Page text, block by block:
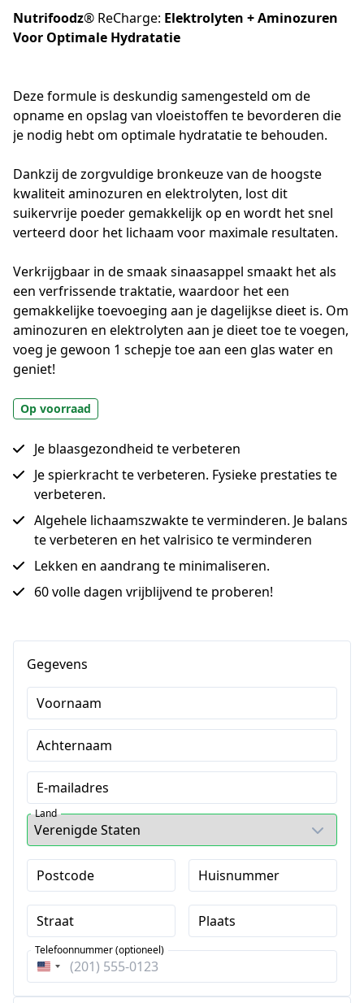
Nutrifoodz® ReCharge: Elektrolyten + Aminozuren
Voor Optimale Hydratatie
Deze formule is deskundig samengesteld om de
opname en opslag van vloeistoffen te bevorderen die
je nodig hebt om optimale hydratatie te behouden.
Dankzij de zorgvuldige bronkeuze van de hoogste
kwaliteit aminozuren en elektrolyten, lost dit
suikervrije poeder gemakkelijk op en wordt het snel
verteerd door het lichaam voor maximale resultaten.
Verkrijgbaar in de smaak sinaasappel smaakt het als
een verfrissende traktatie, waardoor het een
gemakkelijke toevoeging aan je dagelijkse dieet is. Om
aminozuren en elektrolyten aan je dieet toe te voegen,
voeg je gewoon 1 schepje toe aan een glas water en
geniet!
Op voorraad
Je blaasgezondheid te verbeteren
Je spierkracht te verbeteren. Fysieke prestaties te
verbeteren.
Algehele lichaamszwakte te verminderen. Je balans
te verbeteren en het valrisico te verminderen
Lekken en aandrang te minimaliseren.
60 volle dagen vrijblijvend te proberen!
Gegevens
Voornaam
Achternaam
E-mailadres
Land
Postcode Huisnummer
Straat Plaats
Verenigde
Telefoonnummer (optioneel)